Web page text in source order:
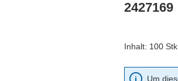
2427169
Inhalt: 100 Stk
Um